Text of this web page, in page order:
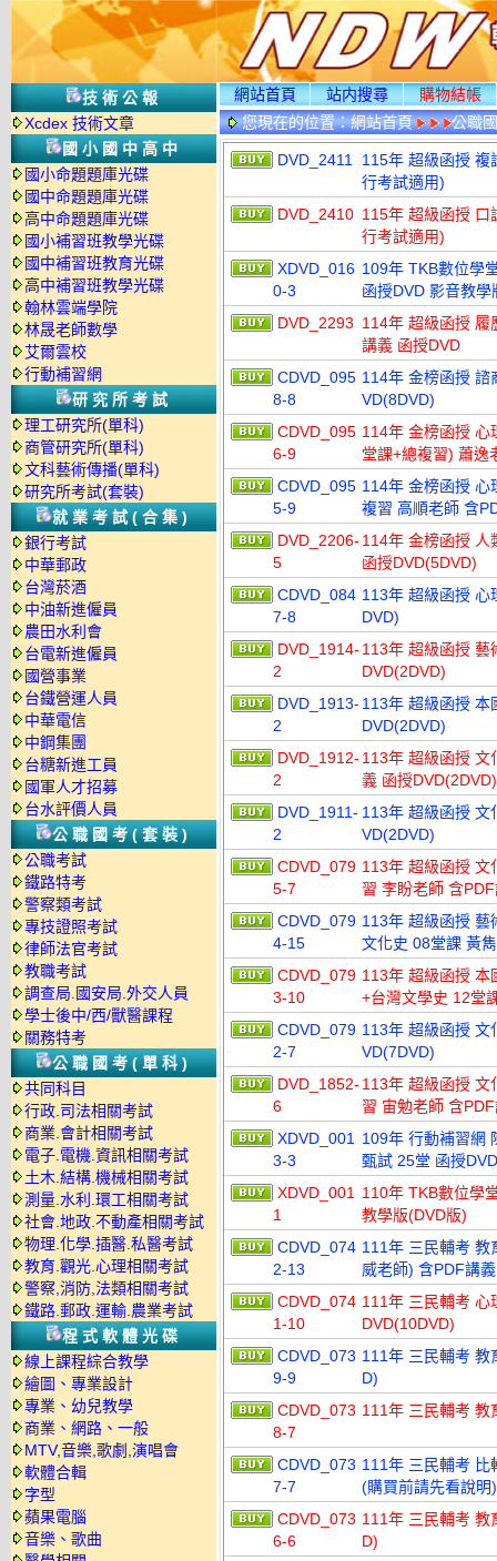
技術公報
Xcdex 技術文章
國小國中高中
國小命題題庫光碟
國中命題題庫光碟
高中命題題庫光碟
國小補習班教學光碟
國中補習班教育光碟
高中補習班教學光碟
翰林雲端學院
林晟老師數學
艾爾雲校
行動補習網
研究所考試
理工研究所(單科)
商管研究所(單科)
文科藝術傳播(單科)
研究所考試(套裝)
就業考試(合集)
銀行考試
中華郵政
台灣菸酒
中油新進僱員
農田水利會
台電新進僱員
國營事業
台鐵營運人員
中華電信
中鋼集團
台糖新進工員
國軍人才招募
台水評價人員
公職國考(套裝)
公職考試
鐵路特考
警察類考試
專技證照考試
律師法官考試
教職考試
調查局.國安局.外交人員
學士後中/西/獸醫課程
關務特考
公職國考(單科)
共同科目
行政.司法相關考試
商業.會計相關考試
電子.電機.資訊相關考試
土木.結構.機械相關考試
測量.水利.環工相關考試
社會.地政.不動產相關考試
物理.化學.插醫.私醫考試
教育.觀光.心理相關考試
警察,消防,法類相關考試
鐵路.郵政.運輸.農業考試
程式軟體光碟
線上課程綜合教學
繪圖、專業設計
專業、幼兒教學
商業、網路、一般
MTV,音樂,歌劇,演唱會
軟體合輯
字型
蘋果電腦
音樂、歌曲
網站首頁 站内搜尋
購物結帳
您現在的位置：網站首頁 公職
DVD_2411
115年 超級函授 複
行考試適用)
DVD_2410 115年 超級函授 口
行考試適用)
XDVD_016
0-3
109年 TKB數位學
函授DVD 影音教學
DVD_2293 114年 超級函授 履
講義 函授DVD
CDVD_095
8-8
114年 金榜函授 諮
VD(8DVD)
CDVD_095
6-9
114年 金榜函授 心
堂課+總複習) 蕭逸
CDVD_095
5-9
114年 金榜函授 心
複習 高順老師 含
DVD_2206-
5
114年 金榜函授 人
函授DVD(5DVD)
CDVD_084
7-8
113年 超級函授 心
DVD)
DVD_1914-
2
113年 超級函授 藝
DVD(2DVD)
DVD_1913-
2
113年 超級函授 本
DVD(2DVD)
DVD_1912-
2
113年 超級函授 文
義 函授DVD(2DVD)
DVD_1911-
2
113年 超級函授 文
VD(2DVD)
CDVD_079
5-7
113年 超級函授 文
習 李盼老師 含
CDVD_079
4-15
113年 超級函授 藝
文化史 08堂課 黃
CDVD_079
3-10
113年 超級函授 本
+台灣文學史 12堂
CDVD_079
2-7
113年 超級函授 文
VD(7DVD)
DVD_1852-
6
113年 超級函授 文
習 宙勉老師 含
XDVD_001
3-3
109年 行動補習網
甄試 25堂 函授
XDVD_001
1
110年 TKB數位學
教學版(DVD版)
CDVD_074
2-13
111年 三民輔考 教
威老師) 含PDF講
CDVD_074
1-10
111年 三民輔考 心
DVD(10DVD)
CDVD_073
9-9
111年 三民輔考 教
D)
CDVD_073
8-7
111年 三民輔考 教
CDVD_073
7-7
111年 三民輔考 比
(購買前請先看說明)
CDVD_073
6-6
111年 三民輔考 教
D)